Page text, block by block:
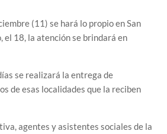
(11) se hará lo propio en San
el 18, la atención se brindará en
se realizará la entrega de
de esas localidades que la reciben
agentes y asistentes sociales de la